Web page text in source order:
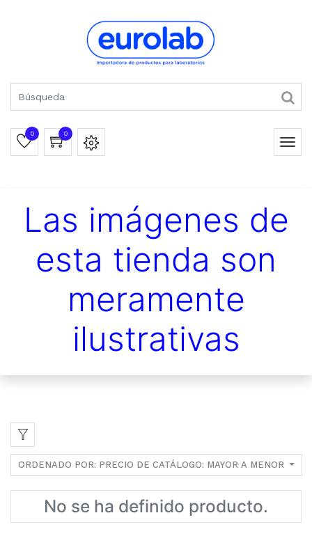
0 0
Las imágenes de
esta tienda son
meramente
ilustrativas
ORDENADO POR: PRECIO DE CATÁLOGO: MAYOR A MENOR
No se ha definido producto.